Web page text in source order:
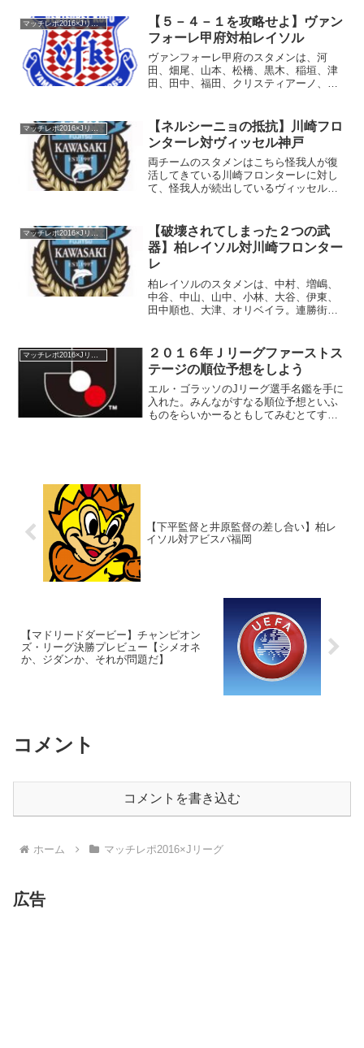
手の２人だが、浦和レッズの選手層を考
えると、どうにかしてほしい...
マッチレポ2016×Jリーグ
【５－４－１を攻略せよ】ヴァン
フォーレ甲府対柏レイソル
ヴァンフォーレ甲府のスタメンは、河
田、畑尾、山本、松橋、黒木、稲垣、津
田、田中、福田、クリスティアーノ、河
うけど、Ｊ1に長年在籍してきたブランド
力もあって、地味だけど堅...
マッチレポ2016×Jリーグ
【ネルシーニョの抵抗】川崎フロ
ンターレ対ヴィッセル神戸
両チームのスタメンはこちら怪我人が復
活してきている川崎フロンターレに対し
て、怪我人が続出しているヴィッセル神
から次へと離脱。残された渡邉千真の命
運やいかに、と言いたくなる...
マッチレポ2016×Jリーグ
【破壊されてしまった２つの武
器】柏レイソル対川崎フロンター
レ
柏レイソルのスタメンは、中村、増嶋、
中谷、中山、山中、小林、大谷、伊東、
田中順也、大津、オリベイラ。連勝街道
はないか？という淡い希望を抱いてもお
かしくない順位まで上り詰...
２０１６年Ｊリーグファーストス
テージの順位予想をしよう
エル・ゴラッソのJリーグ選手名鑑を手に
入れた。みんながすなる順位予想といふ
ものをらいかーるともしてみむとてする
【下平監督と井原監督の差し合い】柏レ
イソル対アビスパ福岡
【マドリードダービー】チャンピオン
ズ・リーグ決勝プレビュー【シメオネ
か、ジダンか、それが問題だ】
コメント
コメントを書き込む
ホーム マッチレポ2016×Jリーグ
広告